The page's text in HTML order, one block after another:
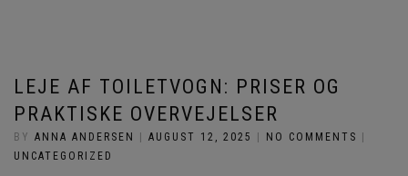
LEJE AF TOILETVOGN: PRISER OG
PRAKTISKE OVERVEJELSER
BY ANNA ANDERSEN | AUGUST 12, 2025 | NO COMMENTS |
UNCATEGORIZED